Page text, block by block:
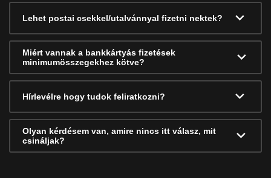
Lehet postai csekkel/utalvánnyal fizetni nektek?
Miért vannak a bankkártyás fizetések
minimumösszegekhez kötve?
Hírlevélre hogy tudok feliratkozni?
Olyan kérdésem van, amire nincs itt válasz, mit
csináljak?